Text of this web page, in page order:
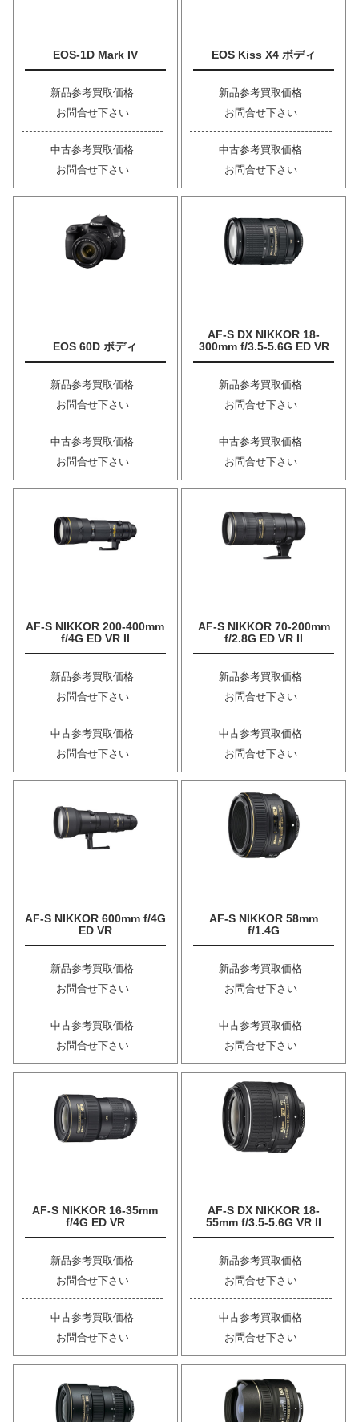
EOS-1D Mark IV
新品参考買取価格
お問合せ下さい
中古参考買取価格
お問合せ下さい
EOS Kiss X4 ボディ
新品参考買取価格
お問合せ下さい
中古参考買取価格
お問合せ下さい
EOS 60D ボディ
新品参考買取価格
お問合せ下さい
中古参考買取価格
お問合せ下さい
AF-S DX NIKKOR 18-
300mm f/3.5-5.6G ED VR
新品参考買取価格
お問合せ下さい
中古参考買取価格
お問合せ下さい
AF-S NIKKOR 200-400mm
f/4G ED VR II
新品参考買取価格
お問合せ下さい
中古参考買取価格
お問合せ下さい
AF-S NIKKOR 70-200mm
f/2.8G ED VR II
新品参考買取価格
お問合せ下さい
中古参考買取価格
お問合せ下さい
AF-S NIKKOR 600mm f/4G
ED VR
新品参考買取価格
お問合せ下さい
中古参考買取価格
お問合せ下さい
AF-S NIKKOR 58mm
f/1.4G
新品参考買取価格
お問合せ下さい
中古参考買取価格
お問合せ下さい
AF-S NIKKOR 16-35mm
f/4G ED VR
新品参考買取価格
お問合せ下さい
中古参考買取価格
お問合せ下さい
AF-S DX NIKKOR 18-
55mm f/3.5-5.6G VR II
新品参考買取価格
お問合せ下さい
中古参考買取価格
お問合せ下さい